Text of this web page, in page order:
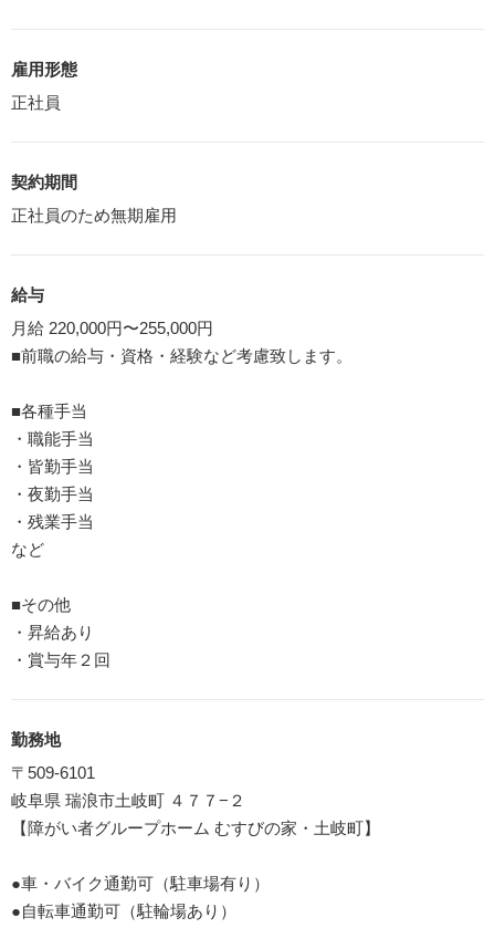
雇用形態
正社員
契約期間
正社員のため無期雇用
給与
月給 220,000円〜255,000円
■前職の給与・資格・経験など考慮致します。
■各種手当
・職能手当
・皆勤手当
・夜勤手当
・残業手当
など
■その他
・昇給あり
・賞与年２回
勤務地
〒509-6101
岐阜県 瑞浪市土岐町 ４７７−２
【障がい者グループホーム むすびの家・土岐町】
●車・バイク通勤可（駐車場有り）
●自転車通勤可（駐輪場あり）